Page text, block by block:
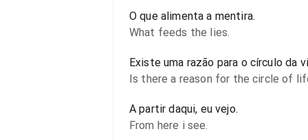
O que alimenta a mentira.
What feeds the lies.
Existe uma razão para o círculo da
Is there a reason for the circle of
A partir daqui, eu vejo.
From here i see.